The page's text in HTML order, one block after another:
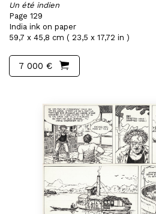
Un été indien
Page 129
India ink on paper
59,7 x 45,8 cm ( 23,5 x 17,72 in )
7 000 €